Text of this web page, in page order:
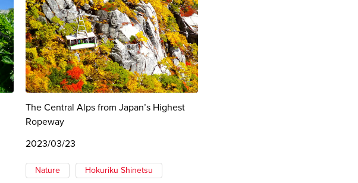
The Central Alps from Japan’s Highest
Ropeway
2023/03/23
Nature Hokuriku Shinetsu